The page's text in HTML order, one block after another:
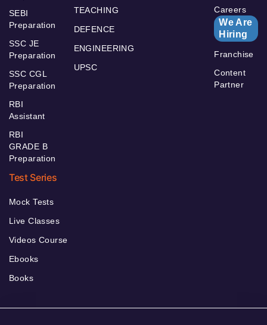
SEBI
Preparation
SSC JE
Preparation
SSC CGL
Preparation
RBI
Assistant
RBI
GRADE B
Preparation
TEACHING
DEFENCE
ENGINEERING
UPSC
Careers
We Are
Hiring
Franchise
Content
Partner
Test Series
Mock Tests
Live Classes
Videos Course
Ebooks
Books